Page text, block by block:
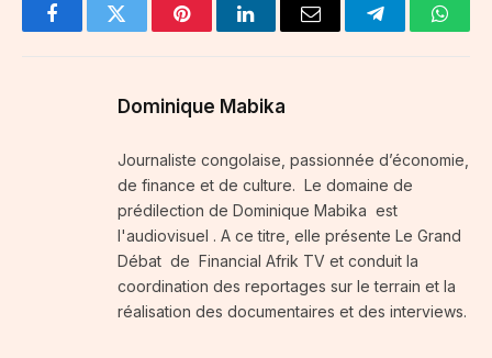
FacebookTwitter PinterestLinkedInEmail Telegram
Dominique Mabika
Journaliste congolaise, passionnée d’économie,
de finance et de culture. Le domaine de
prédilection de Dominique Mabika est
l'audiovisuel . A ce titre, elle présente Le Grand
Débat de Financial Afrik TV et conduit la
coordination des reportages sur le terrain et la
réalisation des documentaires et des interviews.